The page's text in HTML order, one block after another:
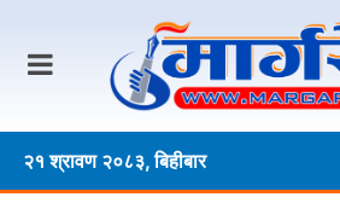
२१ श्रावण २०८३, बिहीबार